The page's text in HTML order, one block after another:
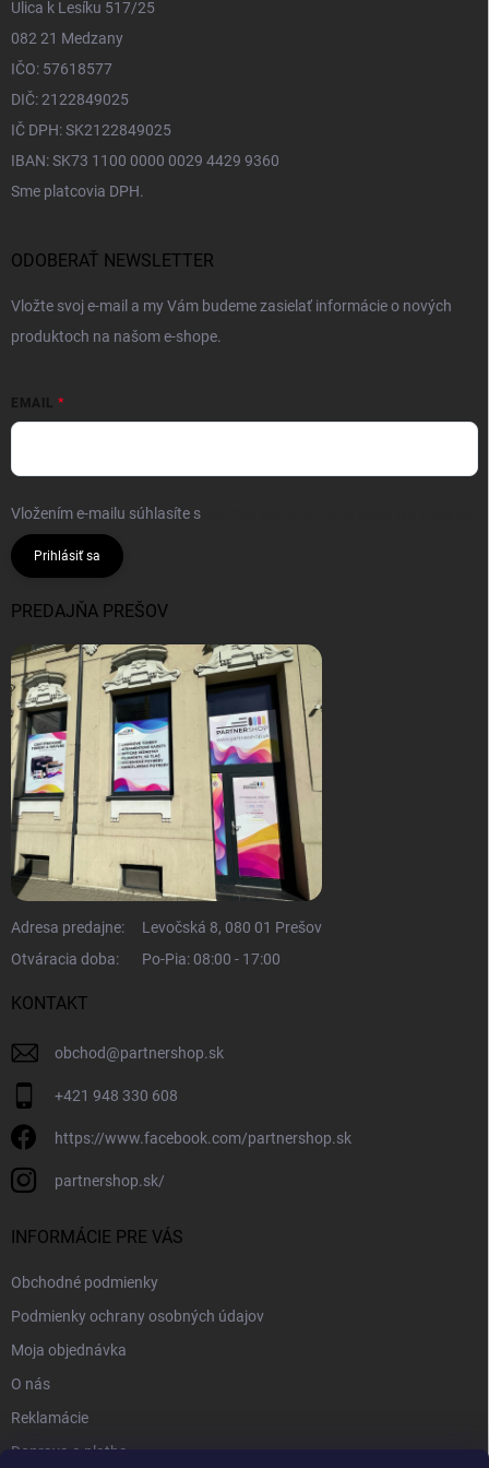
Ulica k Lesíku 517/25
082 21 Medzany
IČO: 57618577
DIČ: 2122849025
IČ DPH: SK2122849025
IBAN: SK73 1100 0000 0029 4429 9360
Sme platcovia DPH.
ODOBERAŤ NEWSLETTER
Vložte svoj e-mail a my Vám budeme zasielať informácie o nových
produktoch na našom e-shope.
EMAIL
Vložením e-mailu súhlasíte s
Prihlásiť sa
PREDAJŇA PREŠOV
Adresa predajne:
Levočská 8, 080 01 Prešov
Otváracia doba:
Po-Pia: 08:00 - 17:00
KONTAKT
obchod@partnershop.sk
+421 948 330 608
https://www.facebook.com/partnershop.sk
partnershop.sk/
INFORMÁCIE PRE VÁS
Obchodné podmienky
Podmienky ochrany osobných údajov
Moja objednávka
O nás
Reklamácie
Doprava a platba